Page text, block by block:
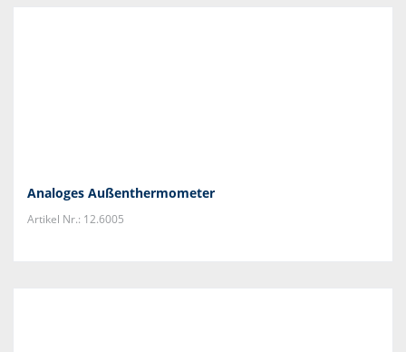
Analoges Außenthermometer
Artikel Nr.: 12.6005